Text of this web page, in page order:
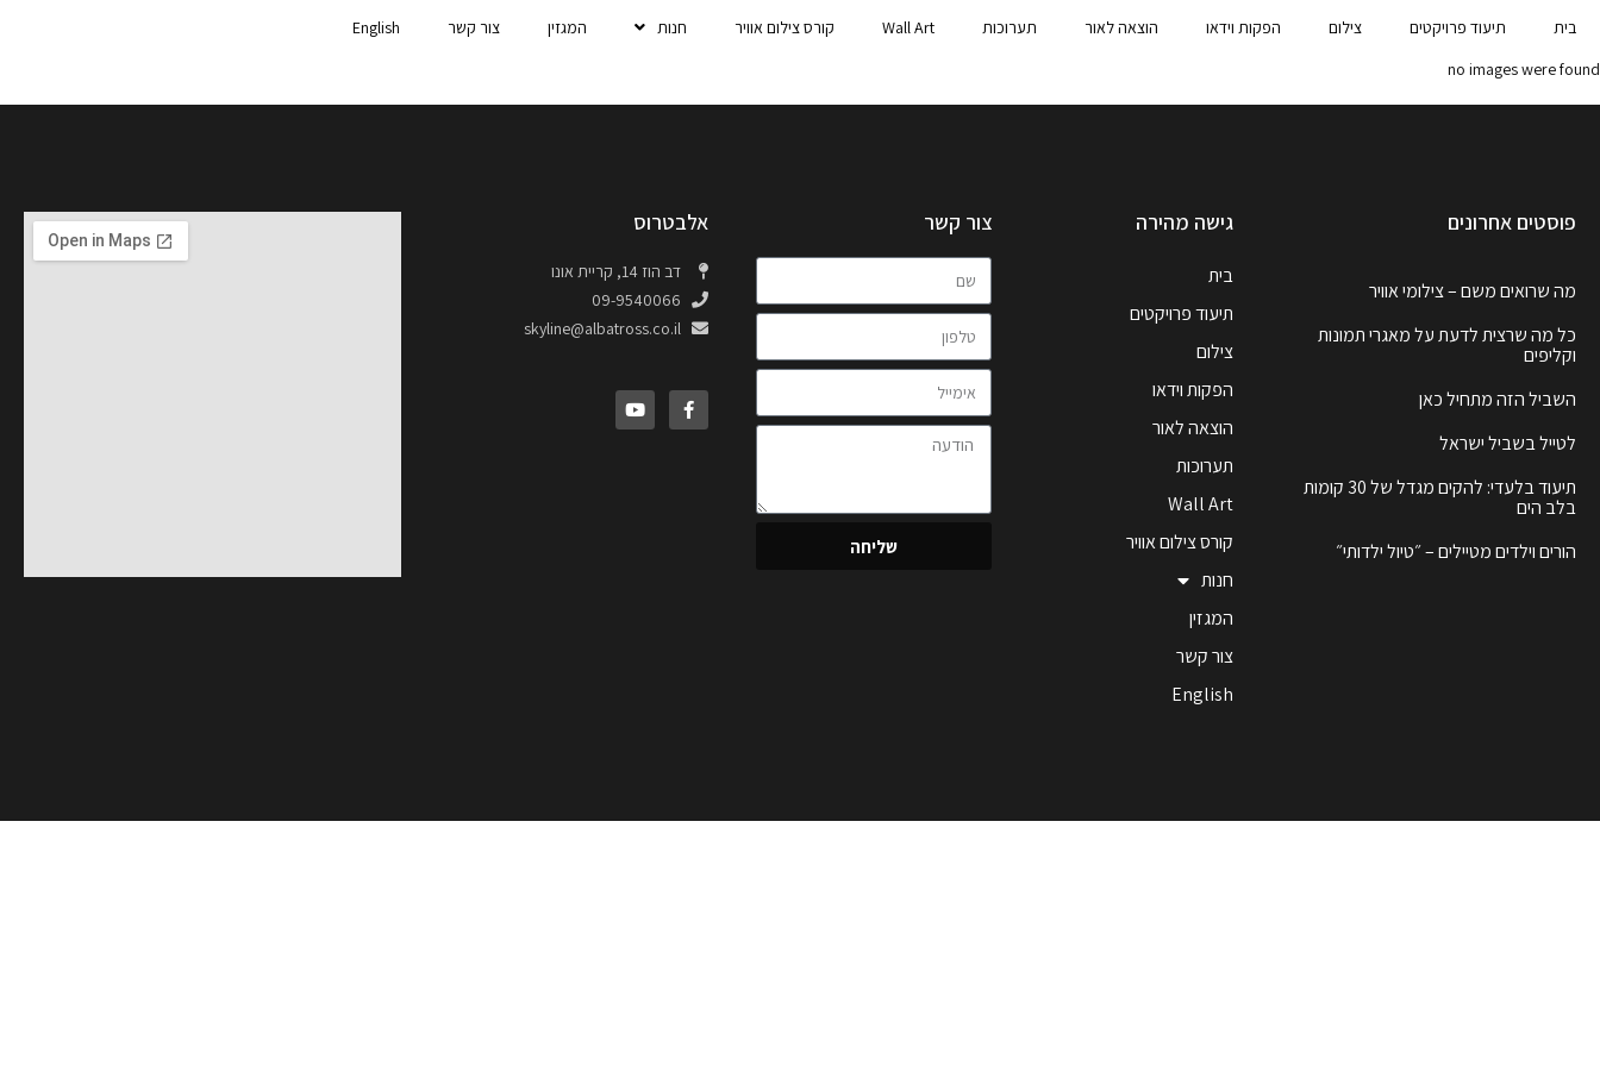
בית תיעוד פרויקטים צילום הפקות וידאו הוצאה לאור תערוכות Wall Art קורס צילום אוויר חנות המגזין צור קשר
English
no images were found
פוסטים אחרונים
מה שרואים משם – צילומי אוויר
כל מה שרצית לדעת על מאגרי תמונות
וקליפים
השביל הזה מתחיל כאן
לטייל בשביל ישראל
תיעוד בלעדי: להקים מגדל של 30 קומות
בלב הים
הורים וילדים מטיילים – ״טיול ילדותי״
גישה מהירה
בית
תיעוד פרויקטים
צילום
הפקות וידאו
הוצאה לאור
תערוכות
Wall Art
קורס צילום אוויר
חנות
המגזין
צור קשר
English
צור קשר
שליחה
אלבטרוס
דב הוז 14, קריית אונו
09-9540066
skyline@albatross.co.il